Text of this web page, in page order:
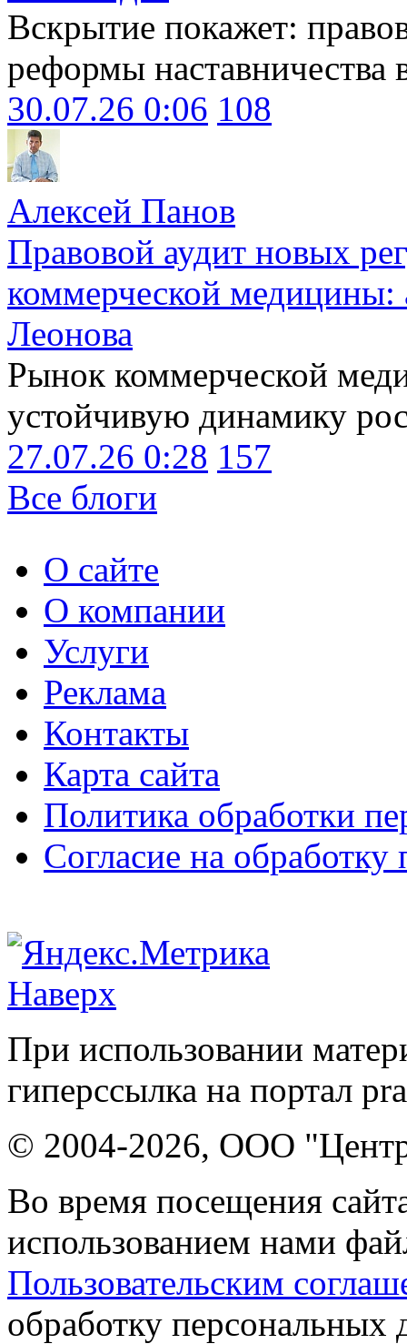
Вскрытие покажет:
реформы наставничества
30.07.26 0:06 108
Алексей Панов
Правовой аудит новых
коммерческой медицины:
Леонова
Рынок коммерческой
устойчивую динамику
27.07.26 0:28 157
Все блоги
О сайте
О компании
Услуги
Реклама
Контакты
Карта сайта
Политика обработки
Согласие на
Наверх
При использовании
гиперссылка на портал
© 2004-2026, ООО "Центр
Во время посещения
использованием нами
Пользовательским
обработку персональных